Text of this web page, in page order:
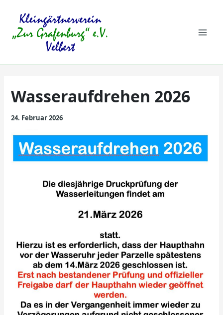
springen
Wasseraufdrehen 2026
24. Februar 2026